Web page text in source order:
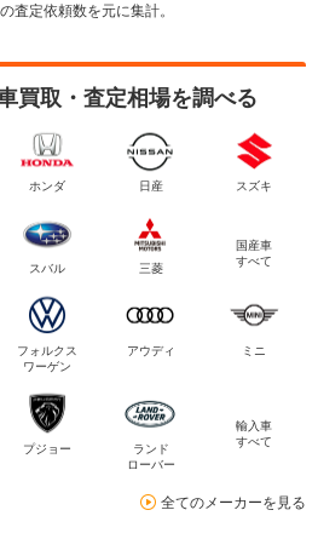
査定依頼数を元に集計。
買取・査定相場を調べる
ホンダ 日産 スズキ
スバル 三菱
国産車
すべて
フォルクス
ワーゲン
アウディ ミニ
プジョー
ランド
ローバー
輸入車
すべて
全てのメーカーを見る